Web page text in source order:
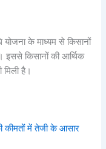
योजना के माध्यम से किसानों
इससे किसानों की आर्थिक
है।
में तेजी के आसार